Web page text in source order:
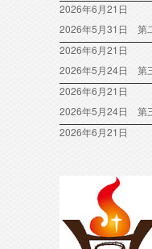
2026年6月21日
2026年5月31日 第
2026年6月21日
2026年5月24日 第
2026年6月21日
2026年5月24日 第
2026年6月21日